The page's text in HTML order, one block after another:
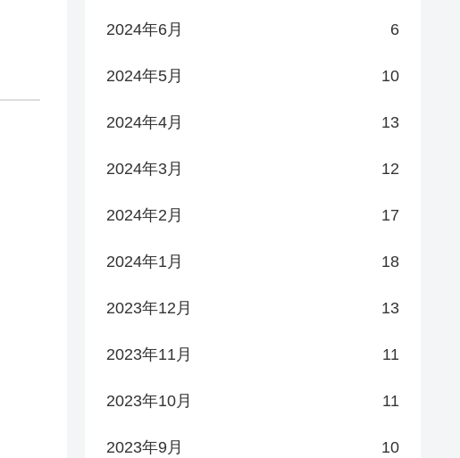
2024年6月 6
2024年5月 10
2024年4月 13
2024年3月 12
2024年2月 17
2024年1月 18
2023年12月 13
2023年11月 11
2023年10月 11
2023年9月 10